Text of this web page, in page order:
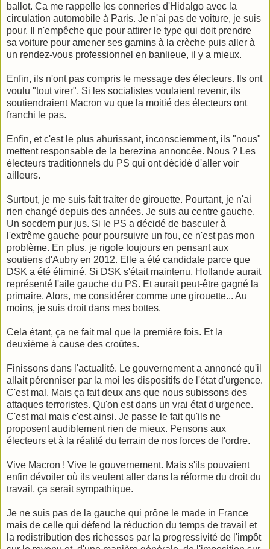
ballot. Ca me rappelle les conneries d'Hidalgo avec la
circulation automobile à Paris. Je n'ai pas de voiture, je suis
pour. Il n'empêche que pour attirer le type qui doit prendre
sa voiture pour amener ses gamins à la crèche puis aller à
un rendez-vous professionnel en banlieue, il y a mieux.
Enfin, ils n'ont pas compris le message des électeurs. Ils ont
voulu "tout virer". Si les socialistes voulaient revenir, ils
soutiendraient Macron vu que la moitié des électeurs ont
franchi le pas.
Enfin, et c'est le plus ahurissant, inconsciemment, ils "nous"
mettent responsable de la berezina annoncée. Nous ? Les
électeurs traditionnels du PS qui ont décidé d'aller voir
ailleurs.
Surtout, je me suis fait traiter de girouette. Pourtant, je n'ai
rien changé depuis des années. Je suis au centre gauche.
Un socdem pur jus. Si le PS a décidé de basculer à
l'extrême gauche pour poursuivre un fou, ce n'est pas mon
problème. En plus, je rigole toujours en pensant aux
soutiens d'Aubry en 2012. Elle a été candidate parce que
DSK a été éliminé. Si DSK s'était maintenu, Hollande aurait
représenté l'aile gauche du PS. Et aurait peut-être gagné la
primaire. Alors, me considérer comme une girouette... Au
moins, je suis droit dans mes bottes.
Cela étant, ça ne fait mal que la première fois. Et la
deuxième à cause des croûtes.
Finissons dans l'actualité. Le gouvernement a annoncé qu'il
allait pérenniser par la moi les dispositifs de l'état d'urgence.
C'est mal. Mais ça fait deux ans que nous subissons des
attaques terroristes. Qu'on est dans un vrai état d'urgence.
C'est mal mais c'est ainsi. Je passe le fait qu'ils ne
proposent audiblement rien de mieux. Pensons aux
électeurs et à la réalité du terrain de nos forces de l'ordre.
Vive Macron ! Vive le gouvernement. Mais s'ils pouvaient
enfin dévoiler où ils veulent aller dans la réforme du droit du
travail, ça serait sympathique.
Je ne suis pas de la gauche qui prône le made in France
mais de celle qui défend la réduction du temps de travail et
la redistribution des richesses par la progressivité de l'impôt